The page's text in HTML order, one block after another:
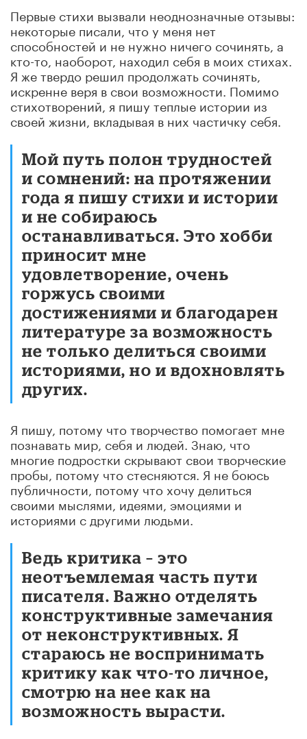
Первые стихи вызвали неоднозначные отзывы:
некоторые писали, что у меня нет
способностей и не нужно ничего сочинять, а
кто-то, наоборот, находил себя в моих стихах.
Я же твердо решил продолжать сочинять,
искренне веря в свои возможности. Помимо
стихотворений, я пишу теплые истории из
своей жизни, вкладывая в них частичку себя.
Мой путь полон трудностей
и сомнений: на протяжении
года я пишу стихи и истории
и не собираюсь
останавливаться. Это хобби
приносит мне
удовлетворение, очень
горжусь своими
достижениями и благодарен
литературе за возможность
не только делиться своими
историями, но и вдохновлять
других.
Я пишу, потому что творчество помогает мне
познавать мир, себя и людей. Знаю, что
многие подростки скрывают свои творческие
пробы, потому что стесняются. Я не боюсь
публичности, потому что хочу делиться
своими мыслями, идеями, эмоциями и
историями с другими людьми.
Ведь критика – это
неотъемлемая часть пути
писателя. Важно отделять
конструктивные замечания
от неконструктивных. Я
стараюсь не воспринимать
критику как что-то личное,
смотрю на нее как на
возможность вырасти.